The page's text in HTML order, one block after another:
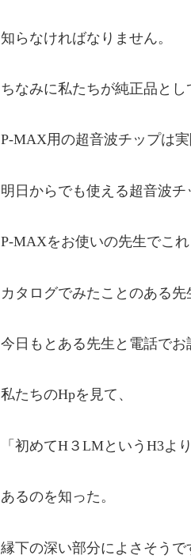
知らなければなりません。
ちなみに私たちが純正品とし
P-MAX用の超音波チップは
明日からでも使える超音波
P-MAXをお使いの先生でこ
カタログでみたことのある
今日もとある先生と電話で
私たちのHpを見て、
「初めてH３LMというH3よ
あるのを知った。
縁下の深い部分によさそうで